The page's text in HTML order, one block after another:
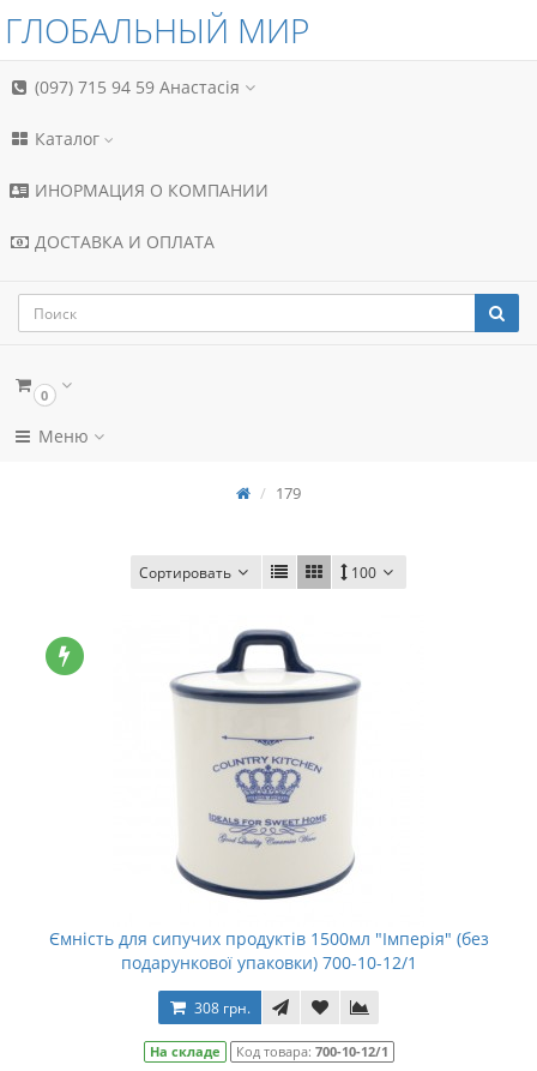
ГЛОБАЛЬНЫЙ МИР
(097) 715 94 59 Анастасія
Каталог
ИНОРМАЦИЯ О КОМПАНИИ
ДОСТАВКА И ОПЛАТА
0
Меню
179
Сортировать 100
Ємність для сипучих продуктів 1500мл "Імперія" (без
подарункової упаковки) 700-10-12/1
308 грн.
На складе Код товара: 700-10-12/1